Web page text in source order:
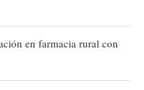
en farmacia rural con